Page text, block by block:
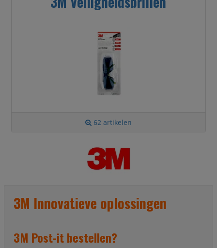
62 artikelen
3M Innovatieve oplossingen
3M Post-it bestellen?